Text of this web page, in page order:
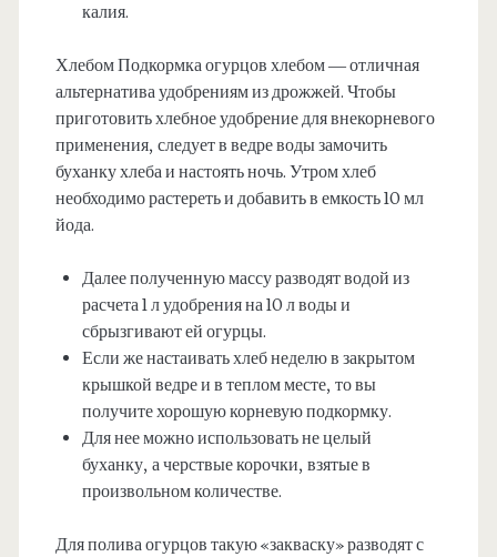
калия.
Хлебом Подкормка огурцов хлебом — отличная
альтернатива удобрениям из дрожжей. Чтобы
приготовить хлебное удобрение для внекорневого
применения, следует в ведре воды замочить
буханку хлеба и настоять ночь. Утром хлеб
необходимо растереть и добавить в емкость 10 мл
йода.
Далее полученную массу разводят водой из
расчета 1 л удобрения на 10 л воды и
сбрызгивают ей огурцы.
Если же настаивать хлеб неделю в закрытом
крышкой ведре и в теплом месте, то вы
получите хорошую корневую подкормку.
Для нее можно использовать не целый
буханку, а черствые корочки, взятые в
произвольном количестве.
Для полива огурцов такую «закваску» разводят с